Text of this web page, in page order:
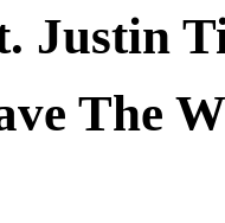
Justin
The